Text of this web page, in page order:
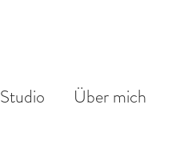
Studio Über mich